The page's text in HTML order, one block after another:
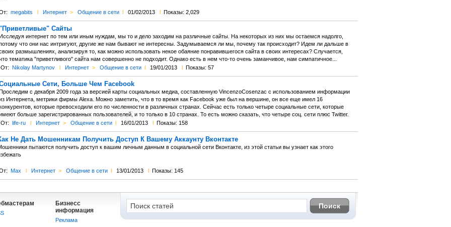
megabits l Интернет > Общение в сети l 01/02/2013 l Показы: 2,029
Сайты
интернет по тем или иным нуждам, мы то и дело заходим на различные сайты. На некоторых из них мы остаемся надолго,
что они нас интригуют, другие же нам бывают не интересны. Задумываемся ли мы, почему так происходит? Идем ли дальше в
размышлениях, анализируя то, как можно использовать некое обаяние понравившегося сайта в своих интересах? Случается,
тематика "приветливого" сайта нам совершенно не подходит. Однако есть в нем что-то очень заманчивое, нам симпатичное...
От: Nikolay Martynov l Интернет > Общение в сети l 19/01/2013 l Показы: 57
Сети, Больше Чем Facebook
с декабря 2009 года за версией карты социальных медиа, составленную VincenzoCosenzaс с использованием информации
Интернета, метрики фирмы Alexa. Можно заметить, что в то время как Facebook уже был на вершине, он все еще имел 16
которые превосходили его по численности в различных странах. Сейчас есть только четыре социальные сети, которые
больше зарегистрированных пользователей, и то только в 10 странах. То есть можно сказать, что четыре соц. сети плюс Twitter.
От: life-ru l Интернет > Общение в сети l 16/01/2013 l Показы: 158
Не Дать Мошенникам Получить Доступ К Вашему Аккаунту Вконтакте
пытаются получить доступ к вашим личным данным в социальной сети Вконтакте, из этой статьи вы узнает как этого
Max l Интернет > Общение в сети l 13/01/2013 l Показы: 145
Бизнесс
информация
Реклама